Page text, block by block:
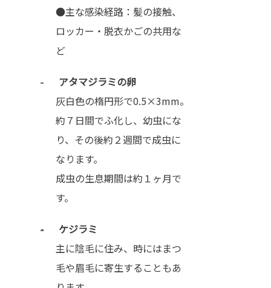
●主な感染経路：髪の接触、
ロッカー・脱衣かごの共用な
ど
アタマジラミの卵
灰白色の楕円形で0.5×3mm。
約７日間でふ化し、幼虫にな
り、その後約２週間で成虫に
なります。
成虫の生息期間は約１ヶ月で
す。
ケジラミ
主に陰毛に住み、時にはまつ
毛や眉毛に寄生することもあ